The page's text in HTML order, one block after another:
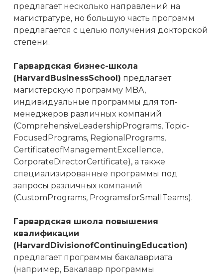
предлагает несколько направлений на
магистратуре, но большую часть программ
предлагается с целью получения докторской
степени.
Гарвардская бизнес-школа
(HarvardBusinessSchool) предлагает
магистерскую программу MBA,
индивидуальные программы для топ-
менеджеров различных компаний
(ComprehensiveLeadershipPrograms, Topic-
FocusedPrograms, RegionalPrograms,
CertificateofManagementExcellence,
CorporateDirectorCertificate), а также
специализированные программы под
запросы различных компаний
(CustomPrograms, ProgramsforSmallTeams).
Гарвардская школа повышения
квалификации
(HarvardDivisionofContinuingEducation)
предлагает программы бакалавриата
(например, Бакалавр программы